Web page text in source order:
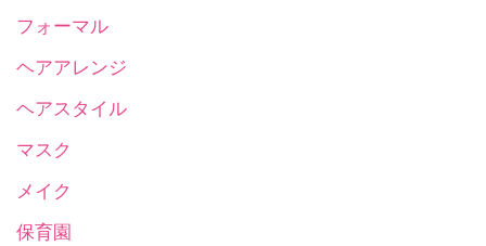
フォーマル
ヘアアレンジ
ヘアスタイル
マスク
メイク
保育園